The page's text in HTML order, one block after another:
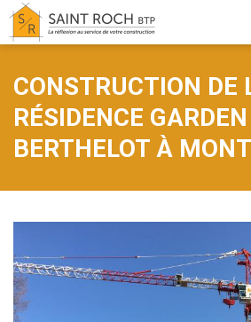
Aller au contenu principal
CONSTRUCTION DE
RÉSIDENCE GARDEN
BERTHELOT À